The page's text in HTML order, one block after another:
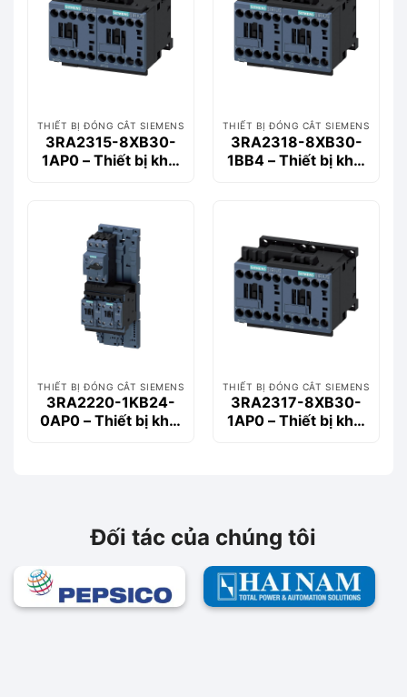
THIẾT BỊ ĐÓNG CẮT SIEMENS
3RA2315-8XB30-
1AP0 – Thiết bị khởi
THIẾT BỊ ĐÓNG CẮT SIEMENS
3RA2318-8XB30-
1BB4 – Thiết bị khởi
THIẾT BỊ ĐÓNG CẮT SIEMENS
3RA2220-1KB24-
0AP0 – Thiết bị khởi
THIẾT BỊ ĐÓNG CẮT SIEMENS
3RA2317-8XB30-
1AP0 – Thiết bị khởi
Đối tác của chúng tôi